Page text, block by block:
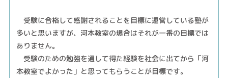
受験に合格して感謝されることを目標に運営している塾が
多いと思いますが、河本教室の場合はそれが一番の目標では
ありません。
受験のための勉強を通して得た経験を社会に出てから「河
本教室でよかった」と思ってもらうことが目標です。